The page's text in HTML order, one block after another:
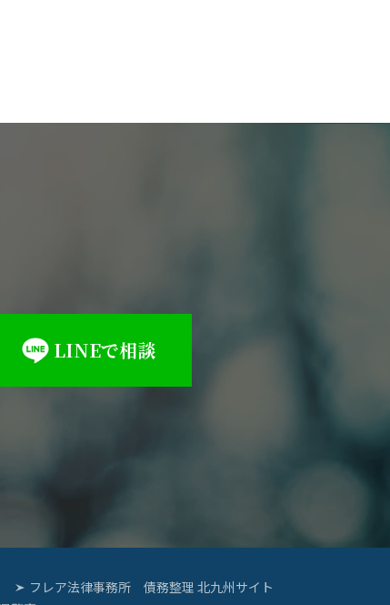
LINEで相談
フレア法律事務所 債務整理 北九州サイト